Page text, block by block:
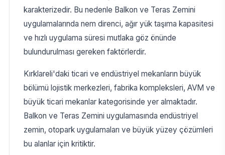
karakterizedir. Bu nedenle Balkon ve Teras Zemini
uygulamalarında nem direnci, ağır yük taşıma kapasitesi
ve hızlı uygulama süresi mutlaka göz önünde
bulundurulması gereken faktörlerdir.
Kırklareli'daki ticari ve endüstriyel mekanların büyük
bölümü lojistik merkezleri, fabrika kompleksleri, AVM ve
büyük ticari mekanlar kategorisinde yer almaktadır.
Balkon ve Teras Zemini uygulamasında endüstriyel
zemin, otopark uygulamaları ve büyük yüzey çözümleri
bu alanlar için kritiktir.